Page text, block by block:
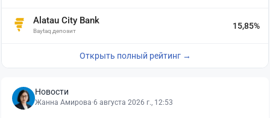
Alatau City Bank
Baytaq депозит
15,85%
Открыть полный рейтинг →
Новости
Жанна Амирова·6 августа 2026 г., 12:53